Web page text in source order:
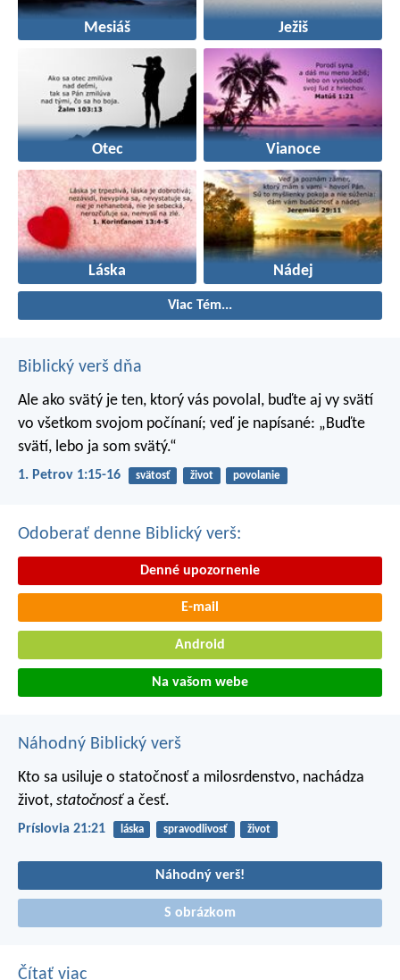
Mesiáš Ježiš
Otec Vianoce
Láska Nádej
Viac Tém...
Biblický verš dňa
Ale ako svätý je ten, ktorý vás povolal, buďte aj vy svätí
vo všetkom svojom počínaní; veď je napísané: „Buďte
svätí, lebo ja som svätý.“
1. Petrov 1:15-16 svätosť život povolanie
Odoberať denne Biblický verš:
Denné upozornenie
E-mail
Android
Na vašom webe
Náhodný Biblický verš
Kto sa usiluje o statočnosť a milosrdenstvo, nachádza
život, statočnosťa česť.
Príslovia 21:21 láska spravodlivosť život
Náhodný verš!
S obrázkom
Čítať viac